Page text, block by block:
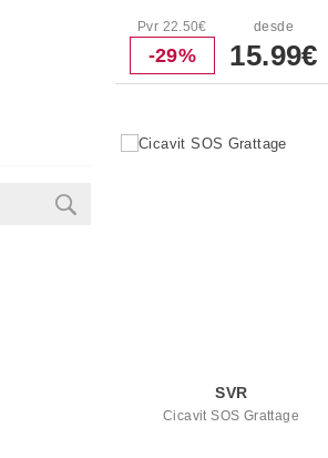
Pvr 22.50€
-29%
desde
15.99€
SVR
Cicavit SOS Grattage